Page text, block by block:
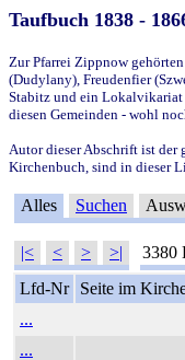
Taufbuch 1838 -
Zur Pfarrei Zippnow
(Dudylany), Freudenfier
Stabitz und ein Lokalvikariat
diesen Gemeinden - wohl
Autor dieser Abschrift ist der
Kirchenbuch, sind in dieser
Alles Suchen
|< < > >| 3380
Lfd-Nr
Seite im
...
...